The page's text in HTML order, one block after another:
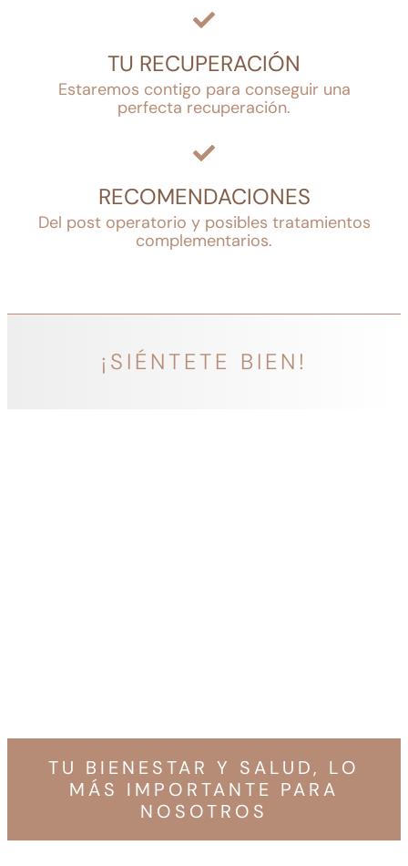
TU RECUPERACIÓN
Estaremos contigo para conseguir una
perfecta recuperación.
RECOMENDACIONES
Del post operatorio y posibles tratamientos
complementarios.
¡SIÉNTETE BIEN!
TU BIENESTAR Y SALUD, LO
MÁS IMPORTANTE PARA
NOSOTROS